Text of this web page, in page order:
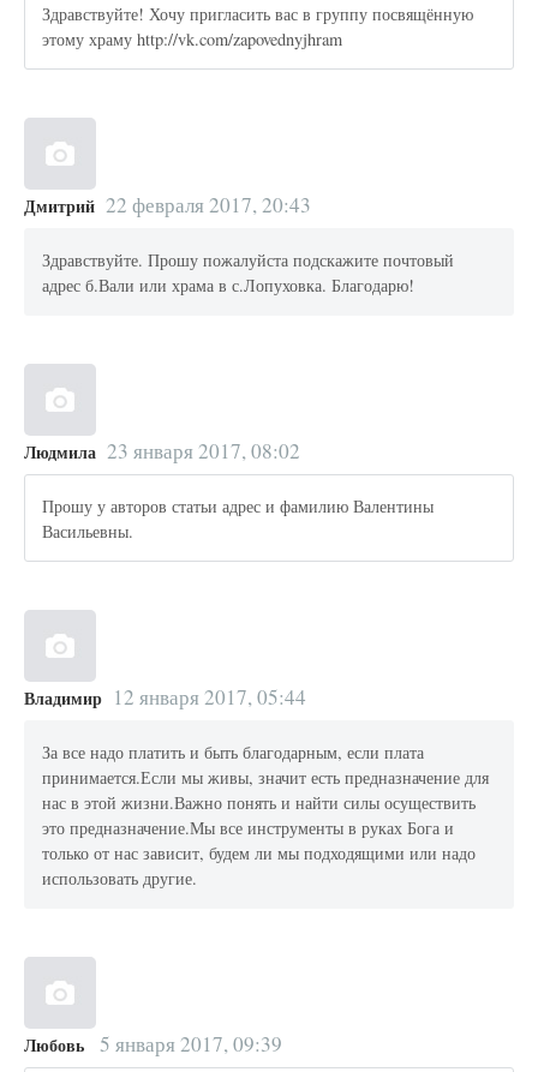
Здравствуйте! Хочу пригласить вас в группу посвящённую
этому храму http://vk.com/zapovednyjhram
Дмитрий 22 февраля 2017, 20:43
Здравствуйте. Прошу пожалуйста подскажите почтовый
адрес б.Вали или храма в с.Лопуховка. Благодарю!
Людмила 23 января 2017, 08:02
Прошу у авторов статьи адрес и фамилию Валентины
Васильевны.
Владимир 12 января 2017, 05:44
За все надо платить и быть благодарным, если плата
принимается.Если мы живы, значит есть предназначение для
нас в этой жизни.Важно понять и найти силы осуществить
это предназначение.Мы все инструменты в руках Бога и
только от нас зависит, будем ли мы подходящими или надо
использовать другие.
Любовь 5 января 2017, 09:39